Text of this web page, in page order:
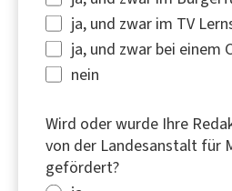
ja, und zwar im TV
ja, und zwar bei einem
nein
Wird oder wurde Ihre
von der Landesanstalt für
gefördert?